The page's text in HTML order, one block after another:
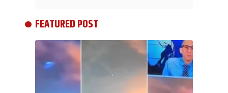
FEATURED POST